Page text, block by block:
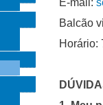
E-mail:
Balcão
Horário: